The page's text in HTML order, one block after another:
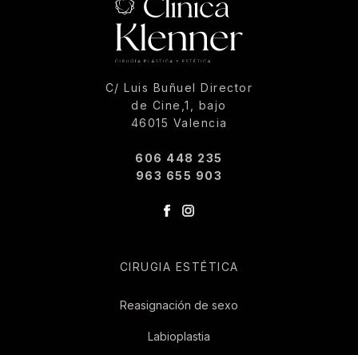
C/ Luis Buñuel Director
de Cine,1, bajo
46015 Valencia
606 448 235
963 655 903
CIRUGIA ESTÉTICA
Reasignación de sexo
Labioplastia